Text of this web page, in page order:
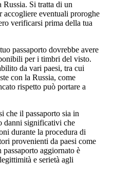
Russia. Si tratta di un
accogliere eventuali proroghe
verificarsi prima della tua
passaporto dovrebbe avere
per i timbri del visto.
da vari paesi, tra cui
con la Russia, come
rispetto può portare a
che il passaporto sia in
danni significativi che
durante la procedura di
provenienti da paesi come
aggiornato è
e serietà agli